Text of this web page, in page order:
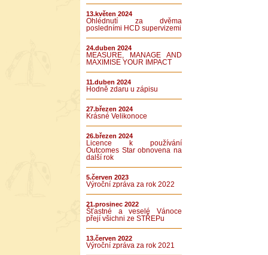
13.květen 2024
Ohlédnutí za dvěma
posledními HCD supervizemi
24.duben 2024
MEASURE, MANAGE AND
MAXIMISE YOUR IMPACT
11.duben 2024
Hodně zdaru u zápisu
27.březen 2024
Krásné Velikonoce
26.březen 2024
Licence k používání
Outcomes Star obnovena na
další rok
5.červen 2023
Výroční zpráva za rok 2022
21.prosinec 2022
Šťastné a veselé Vánoce
přejí všichni ze STŘEPu
13.červen 2022
Výroční zpráva za rok 2021